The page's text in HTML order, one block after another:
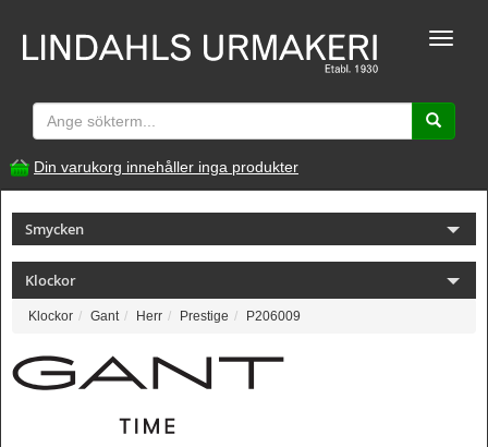
Toggle
Din varukorg innehåller inga produkter
Smycken
Klockor
Klockor Gant Herr Prestige P206009